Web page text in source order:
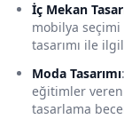
İç Mekan
mobilya
tasarımı ile
Moda Tasarımı
eğitimler
tasarlama